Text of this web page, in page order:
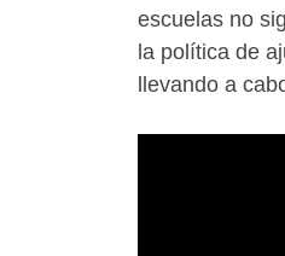
escuelas no
la política de
llevando a